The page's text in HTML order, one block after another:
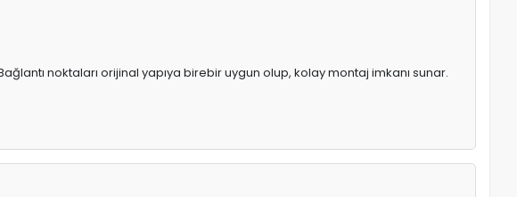
noktaları orijinal yapıya birebir uygun olup, kolay montaj imkanı sunar.